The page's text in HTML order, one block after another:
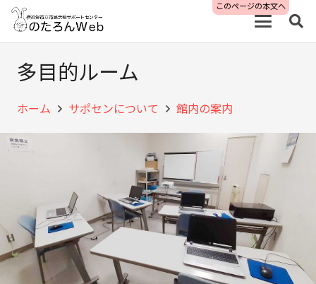
このページの本文へ
多目的ルーム
ホーム サポセンについて 館内の案内